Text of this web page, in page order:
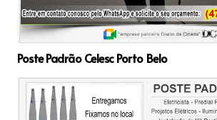
Poste Padrão Celesc Porto Belo